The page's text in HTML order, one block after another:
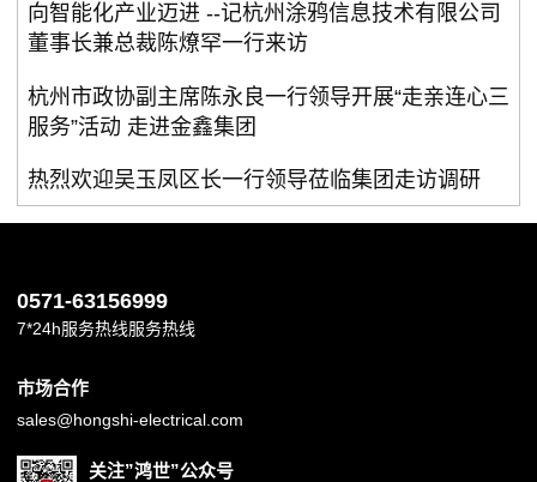
向智能化产业迈进 --记杭州涂鸦信息技术有限公司
董事长兼总裁陈燎罕一行来访
杭州市政协副主席陈永良一行领导开展“走亲连心三
服务”活动 走进金鑫集团
热烈欢迎吴玉凤区长一行领导莅临集团走访调研
0571-63156999
7*24h服务热线服务热线
市场合作
sales@hongshi-electrical.com
关注”鸿世”公众号